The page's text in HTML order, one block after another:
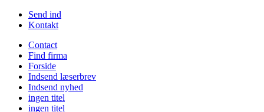
Send ind
Kontakt
Contact
Find firma
Forside
Indsend læserbrev
Indsend nyhed
ingen titel
ingen titel